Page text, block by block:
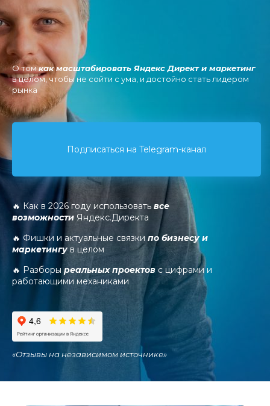
О томкак масштабировать Яндекс Директ и маркетинг
в целом, чтобы не сойти с ума, и достойно стать лидером
рынка
Подписаться на Telegram-канал
🔥 Как в 2026 году использовать все
возможности Яндекс.Директа
🔥 Фишки и актуальные связки по бизнесу и
маркетингув целом
🔥 Разборы реальных проектов с цифрами и
работающими механиками
«Отзывы на независимом источнике»